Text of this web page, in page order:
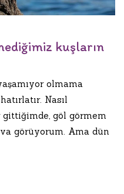
kuşların
olmama
Nasıl
gittiğimde, göl görmem
görüyorum. Ama dün